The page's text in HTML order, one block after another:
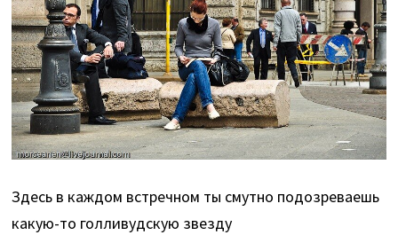
Здесь в каждом встречном ты смутно подозреваешь
какую-то голливудскую звезду